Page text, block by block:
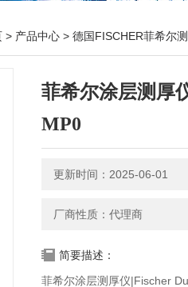
> 产品中心 > 德国FISCHER菲希尔
菲希尔涂层测厚
MP0
更新时间：2025-06-01
厂商性质：代理商
简要描述：
菲希尔涂层测厚仪|Fischer